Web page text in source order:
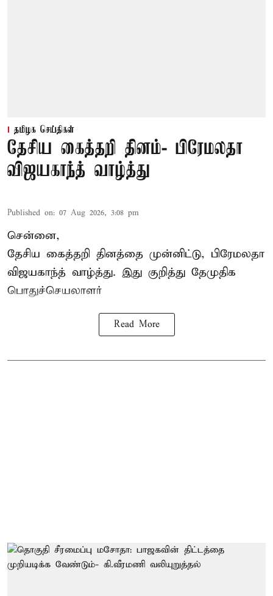
தமிழக செய்திகள்
தேசிய கைத்தறி தினம்- பிரேமலதா
விஜயகாந்த் வாழ்த்து
Published on: 07 Aug 2026, 3:08 pm
சென்னை,
தேசிய கைத்தறி தினத்தை முன்னிட்டு, பிரேமலதா
விஜயகாந்த் வாழ்த்து. இது குறித்து தேமுதிக
பொதுச்செயலாளர்
Read More